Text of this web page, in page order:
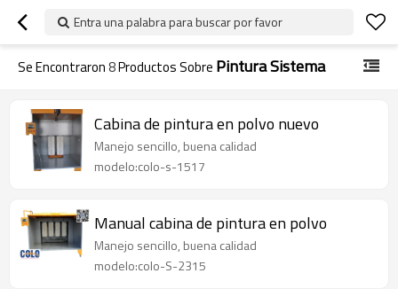
Entra una palabra para buscar por favor
Se Encontraron8Productos Sobre Pintura Sistema
Cabina de pintura en polvo nuevo
Manejo sencillo, buena calidad
modelo:colo-s-1517
Manual cabina de pintura en polvo
Manejo sencillo, buena calidad
modelo:colo-S-2315